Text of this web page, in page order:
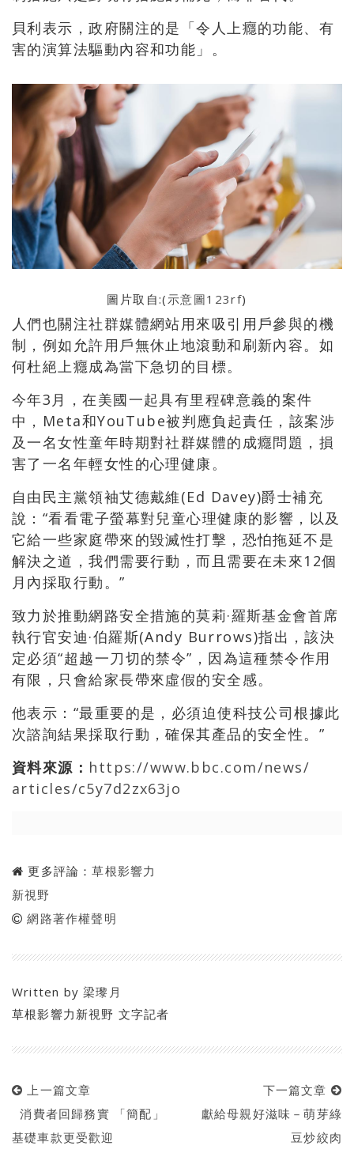
貝利表示，政府關注的是「令人上癮的功能、有
害的演算法驅動內容和功能」。
圖片取自:( 示意圖123rf)
人們也關注社群媒體網站用來吸引用戶參與的機
制，例如允許用戶無休止地滾動和刷新內容。如
何杜絕上癮成為當下急切的目標。
今年3月，在美國一起具有里程碑意義的案件
中，Meta和YouTube被判應負起責任，該案涉
及一名女性童年時期對社群媒體的成癮問題，損
害了一名年輕女性的心理健康。
自由民主黨領袖艾德戴維(Ed Davey)爵士補充
說：“看看電子螢幕對兒童心理健康的影響，以及
它給一些家庭帶來的毀滅性打擊，恐怕拖延不是
解決之道，我們需要行動，而且需要在未來12個
月內採取行動。”
致力於推動網路安全措施的莫莉·羅斯基金會首席
執行官安迪·伯羅斯(Andy Burrows)指出，該決
定必須“超越一刀切的禁令”，因為這種禁令作用
有限，只會給家長帶來虛假的安全感。
他表示：“最重要的是，必須迫使科技公司根據此
次諮詢結果採取行動，確保其產品的安全性。”
資料來源： https://www.bbc.com/news/
articles/c5y7d2zx63jo
更多評論：草根影響力
新視野
網路著作權聲明
Written by梁瓈月
草根影響力新視野 文字記者
上一篇文章
消費者回歸務實 「簡配」
基礎車款更受歡迎
下一篇文章
獻給母親好滋味－萌芽綠
豆炒絞肉